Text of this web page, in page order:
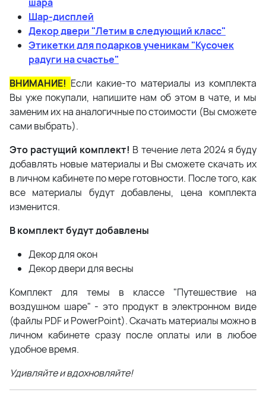
Шар-дисплей
Декор двери "Летим в следующий класс"
Этикетки для подарков ученикам "Кусочек
радуги на счастье"
ВНИМАНИЕ! Если какие-то материалы из комплекта
Вы уже покупали, напишите нам об этом в чате, и мы
заменим их на аналогичные по стоимости (Вы сможете
сами выбрать).
Это растущий комплект! В течение лета 2024 я буду
добавлять новые материалы и Вы сможете скачать их
в личном кабинете по мере готовности. После того, как
все материалы будут добавлены, цена комплекта
изменится.
В комплект будут добавлены
Декор для окон
Декор двери для весны
Комплект для темы в классе "Путешествие на
воздушном шаре" - это продукт в электронном виде
(файлы PDF и PowerPoint). Скачать материалы можно в
личном кабинете сразу после оплаты или в любое
удобное время.
Удивляйте и вдохновляйте!